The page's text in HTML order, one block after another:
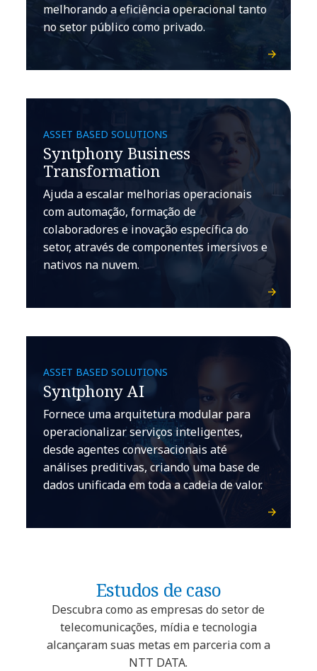
melhorando a eficiência operacional tanto
no setor público como privado.
ASSET BASED SOLUTIONS
Syntphony Business
Transformation
Ajuda a escalar melhorias operacionais
com automação, formação de
colaboradores e inovação específica do
setor, através de componentes imersivos e
nativos na nuvem.
ASSET BASED SOLUTIONS
Syntphony AI
Fornece uma arquitetura modular para
operacionalizar serviços inteligentes,
desde agentes conversacionais até
análises preditivas, criando uma base de
dados unificada em toda a cadeia de valor.
Estudos de caso
Descubra como as empresas do setor de
telecomunicações, mídia e tecnologia
alcançaram suas metas em parceria com a
NTT DATA.